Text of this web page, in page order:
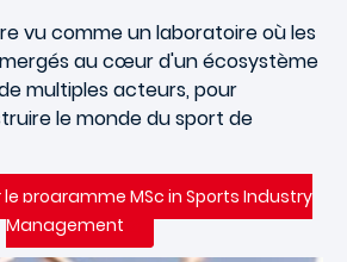
vu comme un laboratoire où les
au cœur d'un écosystème
multiples acteurs, pour
le monde du sport de
le programme MSc in Sports Industry
Management